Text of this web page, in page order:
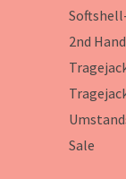
2nd
Sale